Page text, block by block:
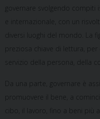
governare svolgendo compiti
e internazionale, con un
diversi luoghi del mondo. La
preziosa chiave di lettura,
servizio della persona, della
Da una parte, governare è
promuovere il bene, a
cibo, il lavoro, fino a beni più